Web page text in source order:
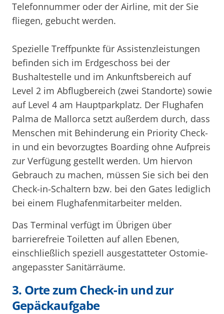
Telefonnummer oder der Airline, mit der Sie
fliegen, gebucht werden.
Spezielle Treffpunkte für Assistenzleistungen
befinden sich im Erdgeschoss bei der
Bushaltestelle und im Ankunftsbereich auf
Level 2 im Abflugbereich (zwei Standorte) sowie
auf Level 4 am Hauptparkplatz. Der Flughafen
Palma de Mallorca setzt außerdem durch, dass
Menschen mit Behinderung ein Priority Check-
in und ein bevorzugtes Boarding ohne Aufpreis
zur Verfügung gestellt werden. Um hiervon
Gebrauch zu machen, müssen Sie sich bei den
Check-in-Schaltern bzw. bei den Gates lediglich
bei einem Flughafenmitarbeiter melden.
Das Terminal verfügt im Übrigen über
barrierefreie Toiletten auf allen Ebenen,
einschließlich speziell ausgestatteter Ostomie-
angepasster Sanitärräume.
3. Orte zum Check-in und zur
Gepäckaufgabe